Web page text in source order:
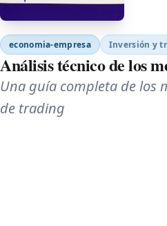
economia-empresa Inversión y
Análisis técnico de los
Una guía completa de los
de trading